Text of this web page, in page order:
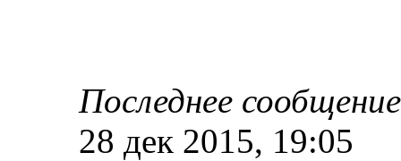
Последнее
28 дек 2015, 19:05